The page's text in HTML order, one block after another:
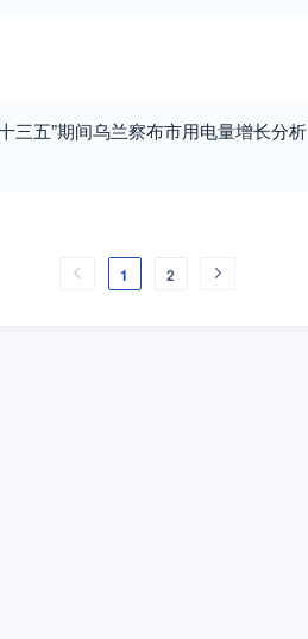
五”期间乌兰察布市用电量增长分析
1 2